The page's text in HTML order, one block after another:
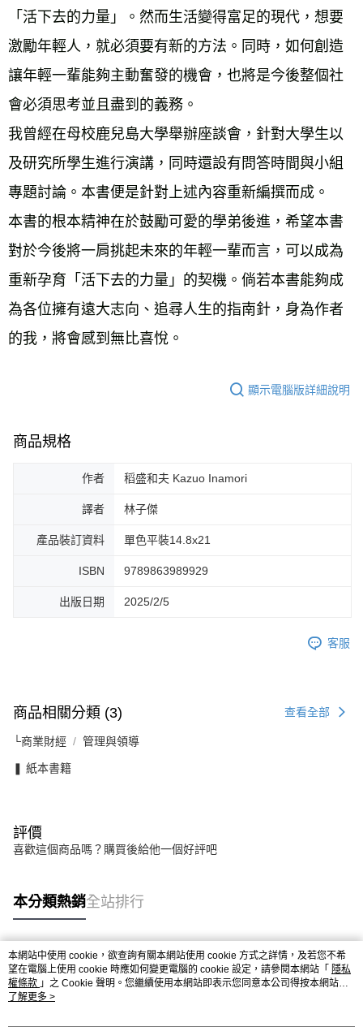
「活下去的力量」。然而生活變得富足的現代，想要
激勵年輕人，就必須要有新的方法。同時，如何創造
讓年輕一輩能夠主動奮發的機會，也將是今後整個社
會必須思考並且盡到的義務。
我曾經在母校鹿兒島大學舉辦座談會，針對大學生以
及研究所學生進行演講，同時還設有問答時間與小組
專題討論。本書便是針對上述內容重新編撰而成。
本書的根本精神在於鼓勵可愛的學弟後進，希望本書
對於今後將一肩挑起未來的年輕一輩而言，可以成為
重新孕育「活下去的力量」的契機。倘若本書能夠成
為各位擁有遠大志向、追尋人生的指南針，身為作者
的我，將會感到無比喜悅。
顯示電腦版詳細說明
商品規格
作者 稻盛和夫 Kazuo Inamori
譯者 林子傑
產品裝訂資料 單色平裝14.8x21
ISBN 9789863989929
出版日期 2025/2/5
客服
商品相關分類 (3) 查看全部
└商業財經 管理與領導
❚ 紙本書籍
評價
喜歡這個商品嗎？購買後給他一個好評吧
本分類熱銷全站排行
熱門標籤
本網站中使用 cookie，欲查詢有關本網站使用 cookie 方式之詳情，及若您不希
望在電腦上使用 cookie 時應如何變更電腦的 cookie 設定，請參閱本網站「 隱私
權條款 」之 Cookie 聲明。您繼續使用本網站即表示您同意本公司得按本網站使
用條款之 Cookie 聲明使用 cookie。
了解更多 >